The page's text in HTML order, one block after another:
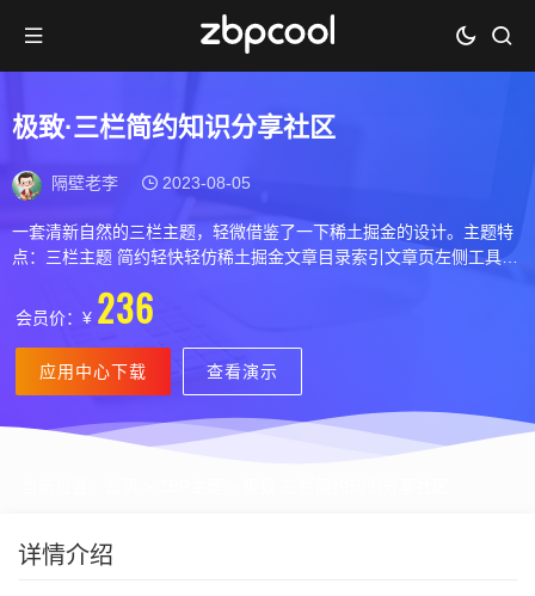
极致·三栏简约知识分享社区
隔壁老李 2023-08-05
一套清新自然的三栏主题，轻微借鉴了一下稀土掘金的设计。主题特
点：三栏主题 简约轻快轻仿稀土掘金文章目录索引文章页左侧工具栏
伪静态标签SEO优化ZBP1.7原生缩略图暗黑模式，可定时，可默认
多...
会员价：¥ 236
应用中心下载 查看演示
详情介绍